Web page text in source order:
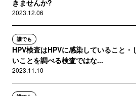
きませんか?
2023.12.06
誰でも
HPV検査はHPVに感染していること・
いことを調べる検査ではな...
2023.11.10